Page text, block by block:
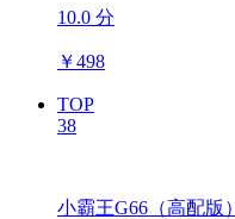
10.0 分
￥498
TOP
38
小霸王G66（高配版）